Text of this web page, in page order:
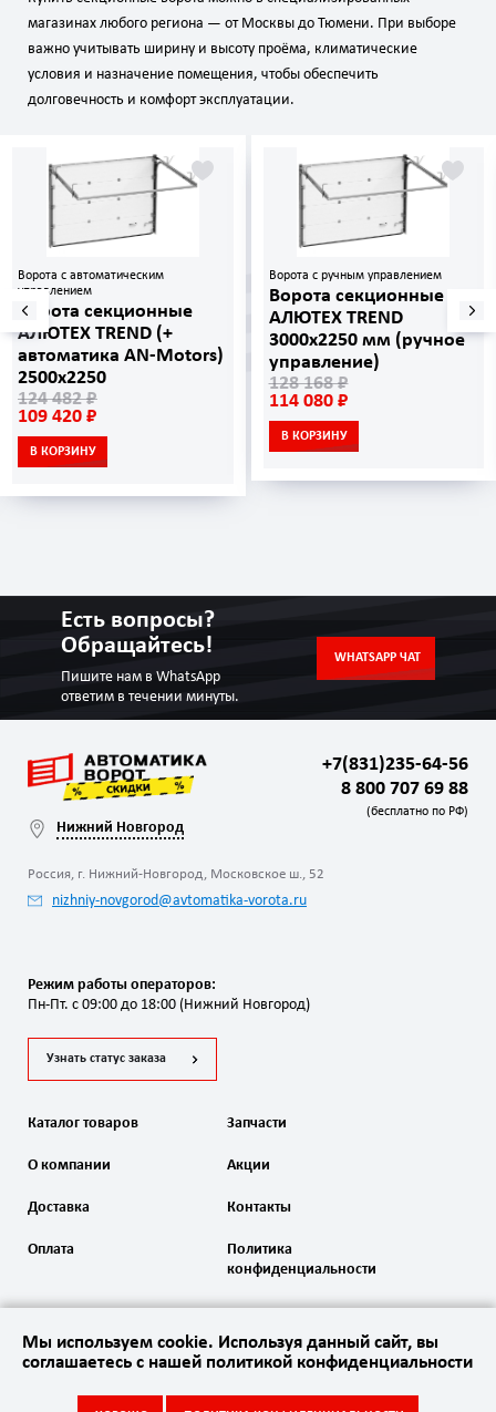
магазинах любого региона — от Москвы до Тюмени. При выборе
важно учитывать ширину и высоту проёма, климатические
условия и назначение помещения, чтобы обеспечить
долговечность и комфорт эксплуатации.
Ворота с автоматическим
управлением
Ворота секционные
АЛЮТЕХ TREND (+
автоматика AN‑Motors)
2500х2250
124 482 ₽
109 420 ₽
В КОРЗИНУ
Ворота с ручным управлением
Ворота секционные
АЛЮТЕХ TREND
3000х2250 мм (ручное
управление)
128 168 ₽
114 080 ₽
В КОРЗИНУ
Есть вопросы?
Обращайтесь!
Пишите нам в WhatsApp
ответим в течении минуты.
WHATSAPP ЧАТ
Нижний Новгород
Россия, г. Нижний-Новгород, Московское ш., 52
nizhniy-novgorod@avtomatika-vorota.ru
+7(831)235-64-56
8 800 707 69 88
(бесплатно по РФ)
Режим работы операторов:
Пн-Пт. с 09:00 до 18:00 (Нижний Новгород)
Узнать статус заказа
Каталог товаров Запчасти
О компании
Доставка
Оплата
Акции
Контакты
Политика
конфиденциальности
Мы используем cookie. Используя данный сайт, вы
соглашаетесь с нашей политикой конфиденциальности